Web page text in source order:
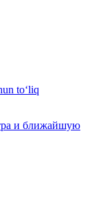
to‘liq
и ближайшую